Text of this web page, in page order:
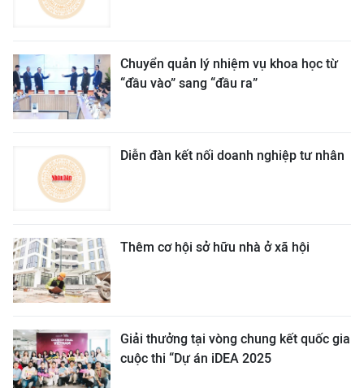
Chuyển quản lý nhiệm vụ khoa học từ
“đầu vào” sang “đầu ra”
Diễn đàn kết nối doanh nghiệp tư nhân
Thêm cơ hội sở hữu nhà ở xã hội
Giải thưởng tại vòng chung kết quốc gia
cuộc thi “Dự án iDEA 2025